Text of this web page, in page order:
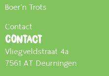
Boer'n Trots
Contact
Contact
Vliegveldstraat 4a
7561 AT Deurningen